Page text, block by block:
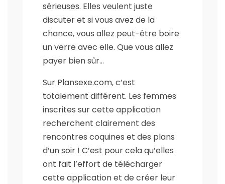
sérieuses. Elles veulent juste
discuter et si vous avez de la
chance, vous allez peut-être boire
un verre avec elle. Que vous allez
payer bien sûr…
Sur Plansexe.com, c’est
totalement différent. Les femmes
inscrites sur cette application
recherchent clairement des
rencontres coquines et des plans
d’un soir ! C’est pour cela qu’elles
ont fait l’effort de télécharger
cette application et de créer leur